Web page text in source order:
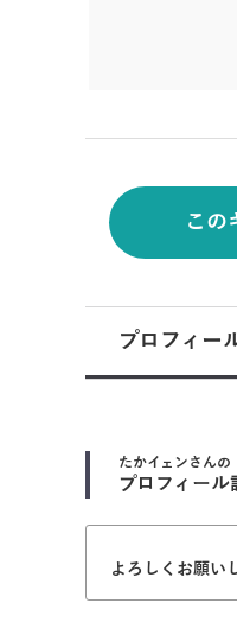
この
プロフィー
たかイェン さんの
プロフィール
よろしくお願い